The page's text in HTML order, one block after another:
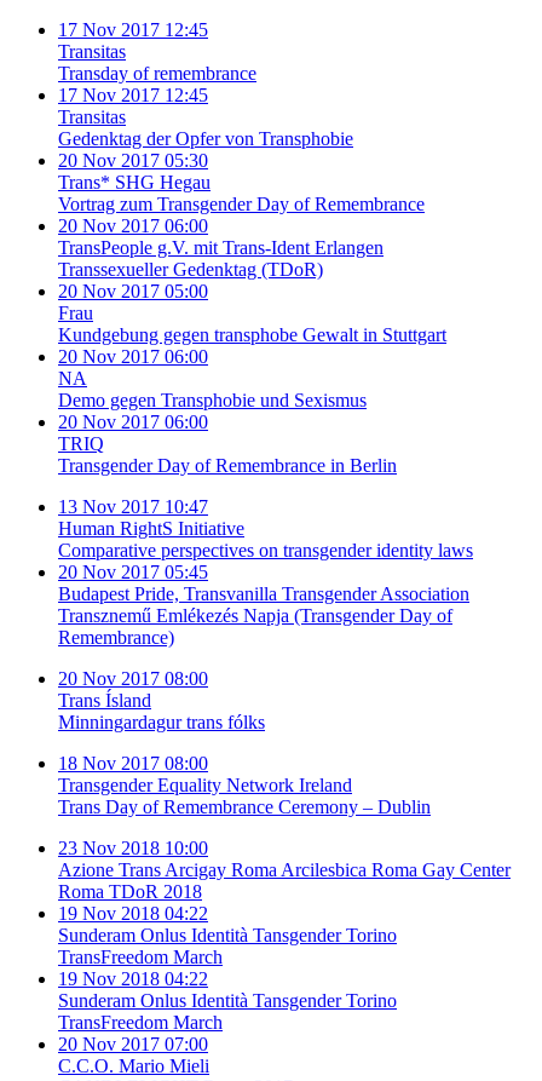
17 Nov 2017 12:45
Transitas
Transday of remembrance
17 Nov 2017 12:45
Transitas
Gedenktag der Opfer von Transphobie
20 Nov 2017 05:30
Trans* SHG Hegau
Vortrag zum Transgender Day of Remembrance
20 Nov 2017 06:00
TransPeople g.V. mit Trans-Ident Erlangen
Transsexueller Gedenktag (TDoR)
20 Nov 2017 05:00
Frau
Kundgebung gegen transphobe Gewalt in Stuttgart
20 Nov 2017 06:00
NA
Demo gegen Transphobie und Sexismus
20 Nov 2017 06:00
TRIQ
Transgender Day of Remembrance in Berlin
13 Nov 2017 10:47
Human RightS Initiative
Comparative perspectives on transgender identity laws
20 Nov 2017 05:45
Budapest Pride, Transvanilla Transgender Association
Transznemű Emlékezés Napja (Transgender Day of
Remembrance)
20 Nov 2017 08:00
Trans Ísland
Minningardagur trans fólks
18 Nov 2017 08:00
Transgender Equality Network Ireland
Trans Day of Remembrance Ceremony – Dublin
23 Nov 2018 10:00
Azione Trans Arcigay Roma Arcilesbica Roma Gay Center
Roma TDoR 2018
19 Nov 2018 04:22
Sunderam Onlus Identità Tansgender Torino
TransFreedom March
19 Nov 2018 04:22
Sunderam Onlus Identità Tansgender Torino
TransFreedom March
20 Nov 2017 07:00
C.C.O. Mario Mieli